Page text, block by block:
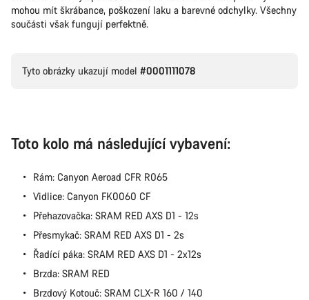
mohou mít škrábance, poškození laku a barevné odchylky. Všechny
součásti však fungují perfektně.
Tyto obrázky ukazují model #0001111078
Toto kolo má následující vybavení:
Rám: Canyon Aeroad CFR R065
Vidlice: Canyon FK0060 CF
Přehazovačka: SRAM RED AXS D1 - 12s
Přesmykač: SRAM RED AXS D1 - 2s
Řadící páka: SRAM RED AXS D1 - 2x12s
Brzda: SRAM RED
Brzdový Kotouč: SRAM CLX-R 160 / 140